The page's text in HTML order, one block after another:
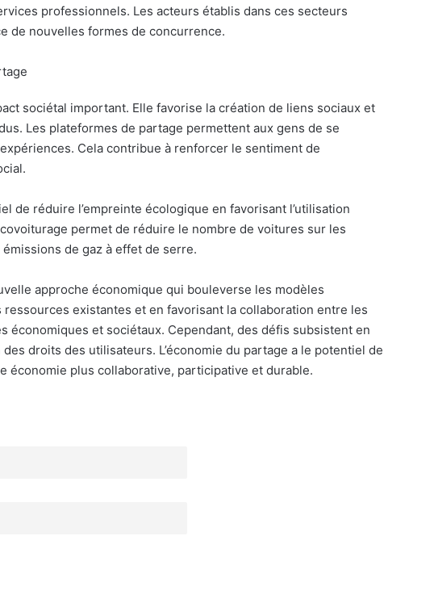
professionnels. Les acteurs établis dans ces secteurs
de nouvelles formes de concurrence.
sociétal important. Elle favorise la création de liens sociaux et
Les plateformes de partage permettent aux gens de se
Cela contribue à renforcer le sentiment de
de réduire l’empreinte écologique en favorisant l’utilisation
permet de réduire le nombre de voitures sur les
de gaz à effet de serre.
approche économique qui bouleverse les modèles
existantes et en favorisant la collaboration entre les
économiques et sociétaux. Cependant, des défis subsistent en
droits des utilisateurs. L’économie du partage a le potentiel de
économie plus collaborative, participative et durable.